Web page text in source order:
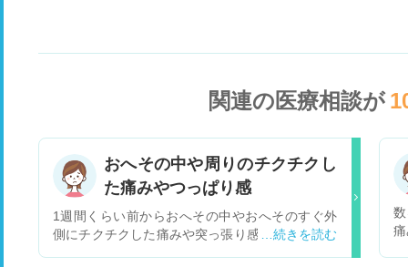
関連の医療相談が
おへその中や周りのチクチクし
た痛みやつっぱり感
1週間くらい前からおへその中やおへそのすぐ外
側にチクチクした痛みや突っ張り感が出るように